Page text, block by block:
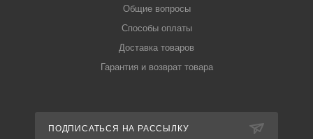
Общие вопросы
Способы оплаты
Доставка товаров
Гарантия и возврат товара
ПОДПИСАТЬСЯ НА РАССЫЛКУ